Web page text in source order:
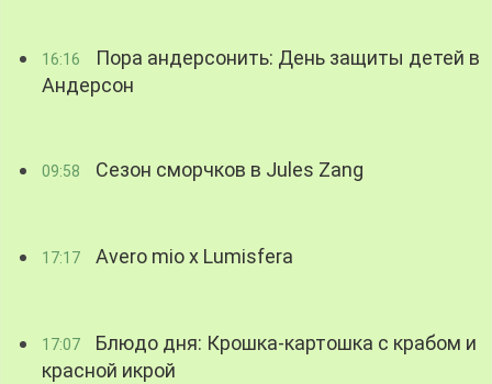
16:16
Пора андерсонить: День защиты детей в
Андерсон
09:58 Сезон сморчков в Jules Zang
17:17 Avero mio x Lumisfera
17:07
Блюдо дня: Крошка-картошка с крабом и
красной икрой